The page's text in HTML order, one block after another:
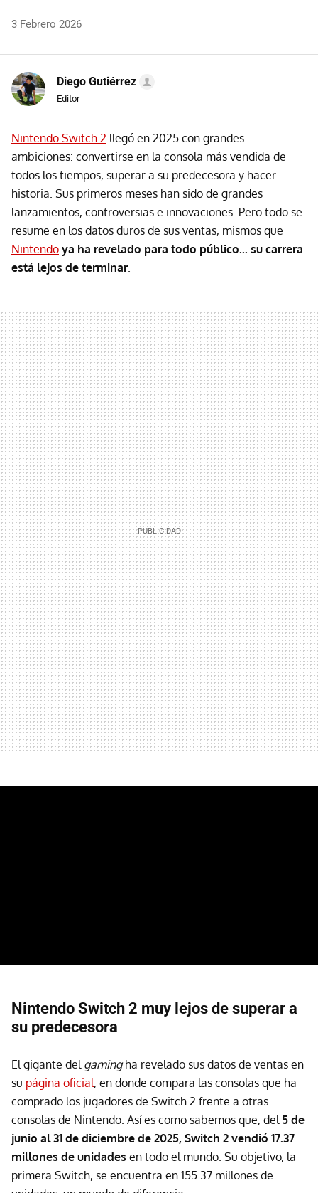
3 Febrero 2026
Diego Gutiérrez
Editor
Nintendo Switch 2 llegó en 2025 con grandes
ambiciones: convertirse en la consola más vendida de
todos los tiempos, superar a su predecesora y hacer
historia. Sus primeros meses han sido de grandes
lanzamientos, controversias e innovaciones. Pero todo se
resume en los datos duros de sus ventas, mismos que
Nintendo ya ha revelado para todo público... su carrera
está lejos de terminar.
Nintendo Switch 2 muy lejos de superar a
su predecesora
El gigante del gamingha revelado sus datos de ventas en
su página oficial, en donde compara las consolas que ha
comprado los jugadores de Switch 2 frente a otras
consolas de Nintendo. Así es como sabemos que, del5 de
junio al 31 de diciembre de 2025, Switch 2 vendió 17.37
millones de unidades en todo el mundo. Su objetivo, la
primera Switch, se encuentra en 155.37 millones de